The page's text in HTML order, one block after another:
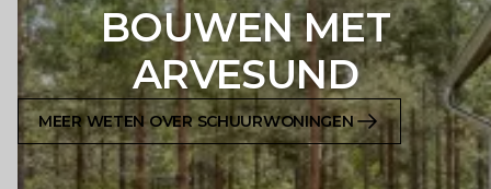
BOUWEN MET
ARVESUND
MEER WETEN OVER SCHUURWONINGEN